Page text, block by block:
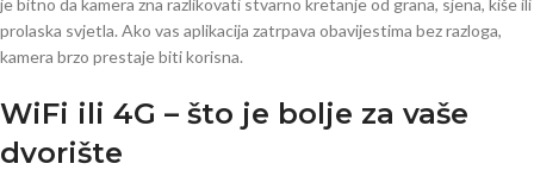
je bitno da kamera zna razlikovati stvarno kretanje od grana, sjena, kiše ili
prolaska svjetla. Ako vas aplikacija zatrpava obavijestima bez razloga,
kamera brzo prestaje biti korisna.
WiFi ili 4G – što je bolje za vaše
dvorište